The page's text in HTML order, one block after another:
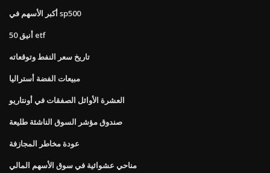
أكبر الأسهم في sp500
أنيق 50 etf
تاريخ سعر النفط وتوقعاته
مبيعات الفضة أستراليا
العشرة الأوائل الصفقات في أونتاريو
صندوق مؤشر السوق الناشئة طليعة
عودة مخاطر المجازفة
مناحي عشوائية في سوق الأسهم المالي